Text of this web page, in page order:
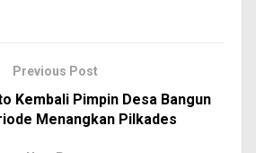
Previous Post
Kembali Pimpin Desa Bangun
Menangkan Pilkades